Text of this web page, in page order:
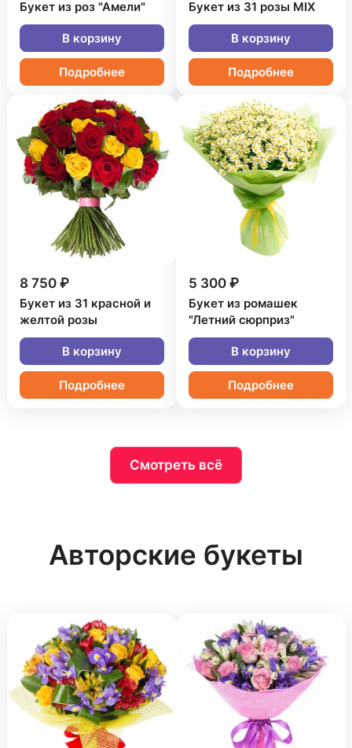
Букет из роз "Амели"
В корзину
Подробнее
Букет из 31 розы MIX
В корзину
Подробнее
8 750 ₽
Букет из 31 красной и
желтой розы
В корзину
Подробнее
5 300 ₽
Букет из ромашек
"Летний сюрприз"
В корзину
Подробнее
Смотреть всё
Авторские букеты